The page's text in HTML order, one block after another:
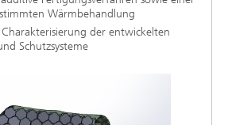
Wärmbehandlung
Charakterisierung der entwickelten
Schutzsysteme